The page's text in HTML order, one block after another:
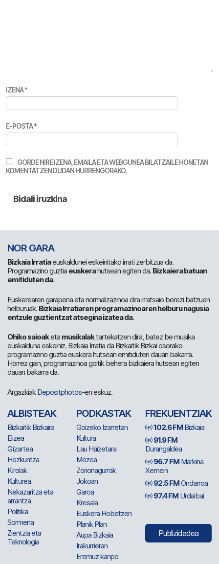
IZENA*
E-POSTA*
GORDE NIRE IZENA, EMAILA ETA WEBGUNEA BILATZAILE HONETAN
KOMENTATZEN DUDAN HURRENGORAKO.
NOR GARA
Bizkaia Irratiaeuskaldunei eskeinitako irrati zerbitzua da.
Programazino guztia euskerahutsean egiten da. Bizkaiera batuan
emitiduten da.
Euskerearen garapena eta normalizazinoa dira irratsaio berezi batzuen
helburuak. Bizkaia Irratiaren programazinoaren helburu nagusia
entzule guztientzat atsegina izatea da.
Ohiko saioaketa musikalaktartekatzen dira, batez be musika
euskalduna eskeiniz. Bizkaia Irratia da Bizkaitik Bizkai osorako
programazino guztia euskera hutsean emitiduten dauan bakarra.
Horrez gain, programazinoa goitik behera bizkaiera hutsean egiten
dauan bakarra da.
ArgazkiakDepositphotos-en eskuz.
ALBISTEAK
Bizkaitik Bizkaira
Elizea
Gizartea
Hezkuntza
Kirolak
Kulturea
Nekazaritza eta
arrantza
Politika
Sormena
Zientzia eta
Teknologia
PODKASTAK
Goizeko Izarretan
Kultura
Lau Haizetara
Mezea
Zorionagurrak
Jokoan
Garoa
Kresala
Euskera Hobetzen
Planik Plan
Aupa Bizkaia
Irakurrieran
Eremuz kanpo
FREKUENTZIAK
102.6 FM Bizkaia
91.9 FM
Durangaldea
96.7 FM Markina
Xemein
92.5 FMOndarroa
97.4 FM Urdaibai
Publizidadea